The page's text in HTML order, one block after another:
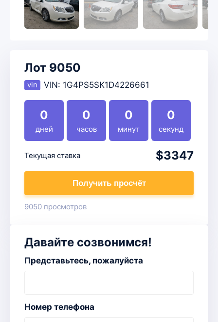
Лот 9050
VIN: 1G4PS5SK1D4226661
0
дней
0
часов
0
минут
0
секунд
Текущая ставка $3347
Получить просчёт
9050 просмотров
Давайте созвонимся!
Представьтесь, пожалуйста
Номер телефона